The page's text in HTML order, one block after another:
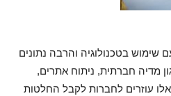
שימוש בטכנולוגיה והרבה נתונים
מדיה חברתית, ניתוח אתרים,
אלו עוזרים לחברות לקבל החלטות